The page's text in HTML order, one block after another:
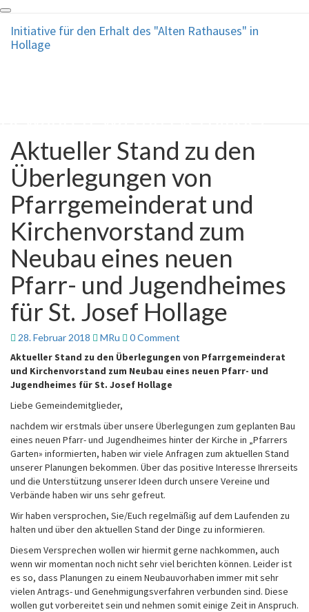
Toggle
navigation
Initiative für den Erhalt des "Alten Rathauses" in
Hollage
Initiative für den Erhalt des
"Alten Rathauses" in
Aktueller
Stand
zu
den
Überlegungen
von
Pfarrgemeinderat
und
Kirchenvorstand
zum
Neubau
eines
neuen
Pfarr-
und
für
St.
Josef
Hollage
Aktueller Stand zu den
Überlegungen von
Pfarrgemeinderat und
Kirchenvorstand zum
Neubau eines neuen
Pfarr- und Jugendheimes
für St. Josef Hollage
28. Februar 2018 MRu Comments
0 Comment
Aktueller Stand zu den Überlegungen von Pfarrgemeinderat
und Kirchenvorstand zum Neubau eines neuen Pfarr- und
Jugendheimes für St. Josef Hollage
Liebe Gemeindemitglieder,
nachdem wir erstmals über unsere Überlegungen zum geplanten Bau
eines neuen Pfarr- und Jugendheimes hinter der Kirche in „Pfarrers
Garten» informierten, haben wir viele Anfragen zum aktuellen Stand
unserer Planungen bekommen. Über das positive Interesse Ihrerseits
und die Unterstützung unserer Ideen durch unsere Vereine und
Verbände haben wir uns sehr gefreut.
Wir haben versprochen, Sie/Euch regelmäßig auf dem Laufenden zu
halten und über den aktuellen Stand der Dinge zu informieren.
Diesem Versprechen wollen wir hiermit gerne nachkommen, auch
wenn wir momentan noch nicht sehr viel berichten können. Leider ist
es so, dass Planungen zu einem Neubauvorhaben immer mit sehr
vielen Antrags- und Genehmigungsverfahren verbunden sind. Diese
wollen gut vorbereitet sein und nehmen somit einige Zeit in Anspruch.